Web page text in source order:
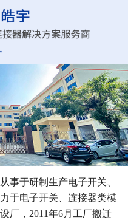
事于研制生产电子开关、
于电子开关、连接器类模
厂，2011年6月工厂搬迁